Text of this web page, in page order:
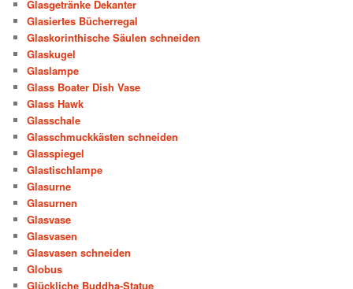
Glasgetränke Dekanter
Glasiertes Bücherregal
Glaskorinthische Säulen schneiden
Glaskugel
Glaslampe
Glass Boater Dish Vase
Glass Hawk
Glasschale
Glasschmuckkästen schneiden
Glasspiegel
Glastischlampe
Glasurne
Glasurnen
Glasvase
Glasvasen
Glasvasen schneiden
Globus
Glückliche Buddha-Statue